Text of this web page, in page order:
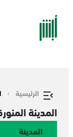
الرئيسية
المدينة
المدينة